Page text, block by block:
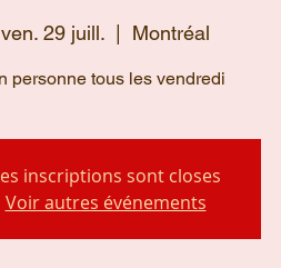
ven. 29 juill. Montréal
personne tous les vendredi
inscriptions sont closes
Voir autres événements